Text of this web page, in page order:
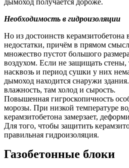
Необходимость в гидроизоляции
Но из достоинств керамзитобетона
недостатки, причём в прямом
множество пустот большого
воздухом. Если не защищать
насквозь и период сушки у них
дымоход находится снаружи
влажность, там холод и сырость.
Повышенная гигроскопичность
морозы. При низкой температуре
керамзитобетона замерзает,
Для того, чтобы защитить
правильная гидроизоляция.
Газобетонные блоки